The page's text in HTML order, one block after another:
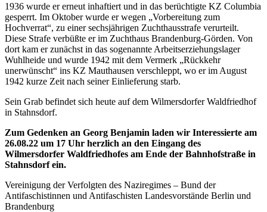
1936 wurde er erneut inhaftiert und in das berüchtigte KZ Columbia
gesperrt. Im Oktober wurde er wegen „Vorbereitung zum
Hochverrat“, zu einer sechsjährigen Zuchthausstrafe verurteilt.
Diese Strafe verbüßte er im Zuchthaus Brandenburg-Görden. Von
dort kam er zunächst in das sogenannte Arbeitserziehungslager
Wuhlheide und wurde 1942 mit dem Vermerk „Rückkehr
unerwünscht“ ins KZ Mauthausen verschleppt, wo er im August
1942 kurze Zeit nach seiner Einlieferung starb.
Sein Grab befindet sich heute auf dem Wilmersdorfer Waldfriedhof
in Stahnsdorf.
Zum Gedenken an Georg Benjamin laden wir Interessierte am
26.08.22 um 17 Uhr herzlich an den Eingang des
Wilmersdorfer Waldfriedhofes am Ende der Bahnhofstraße in
Stahnsdorf ein.
Vereinigung der Verfolgten des Naziregimes – Bund der
Antifaschistinnen und Antifaschisten Landesvorstände Berlin und
Brandenburg